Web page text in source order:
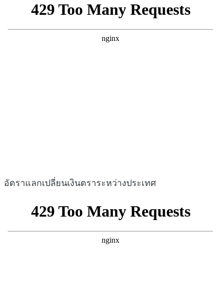
อัตราแลกเปลี่ยนเงินตราระหว่างประเทศ